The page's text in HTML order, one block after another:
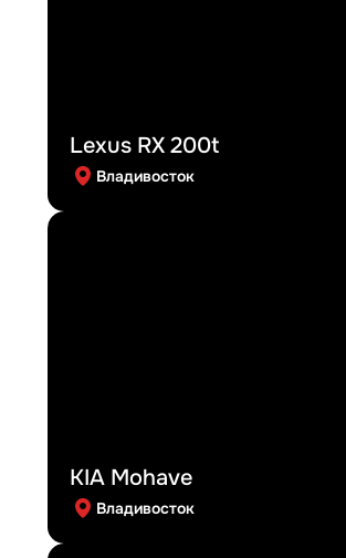
Lexus RX 200t
Владивосток
KIA Mohave
Владивосток